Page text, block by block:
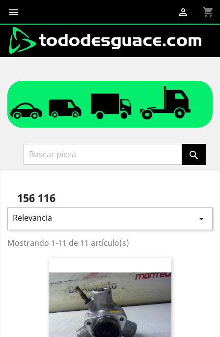
 shopping_cart


156 116
Relevancia 
Mostrando 1-11 de 11 artículo(s)